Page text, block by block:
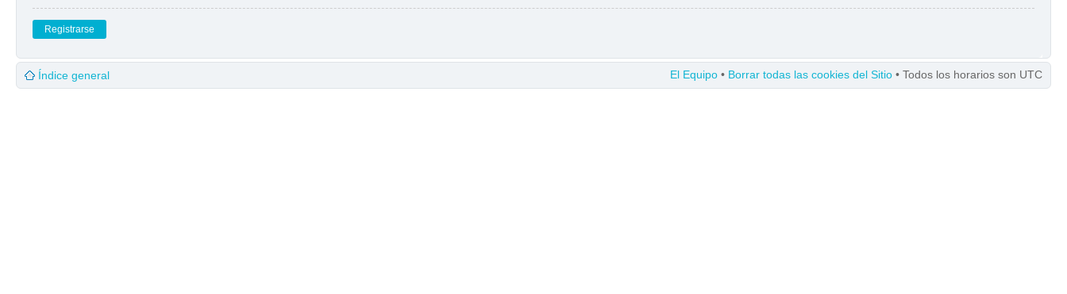
Registrarse
Índice general El Equipo • Borrar todas las cookies del Sitio • Todos los horarios son UTC